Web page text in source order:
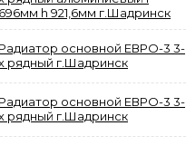
696мм h 921,6мм г.Шадринск
Радиатор основной ЕВРО-3 3-
рядный г.Шадринск
Радиатор основной ЕВРО-3 3-
рядный г.Шадринск